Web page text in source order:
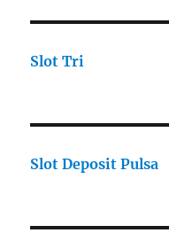
Slot Tri
Slot Deposit Pulsa